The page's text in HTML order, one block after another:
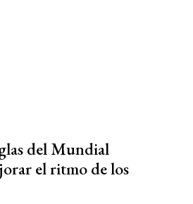
del Mundial
el ritmo de los